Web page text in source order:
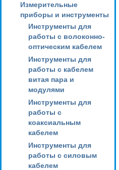
Измерительные
приборы и инструменты
Инструменты для
работы с волоконно-
оптическим кабелем
Инструменты для
работы с кабелем
витая пара и
модулями
Инструменты для
работы с
коаксиальным
кабелем
Инструменты для
работы с силовым
кабелем